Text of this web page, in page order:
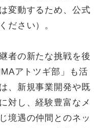
変動するため、公式
ださい）。
者の新たな挑戦を後
アトツギ部」も活
、新規事業開発や既
対し、経験豊富なメ
境遇の仲間とのネッ